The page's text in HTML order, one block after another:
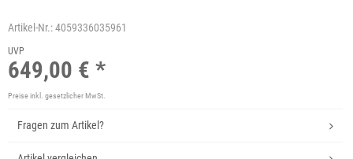
Artikel-Nr.:4059336035961
UVP
649,00 € *
Preise inkl. gesetzlicher MwSt.
Fragen zum Artikel?